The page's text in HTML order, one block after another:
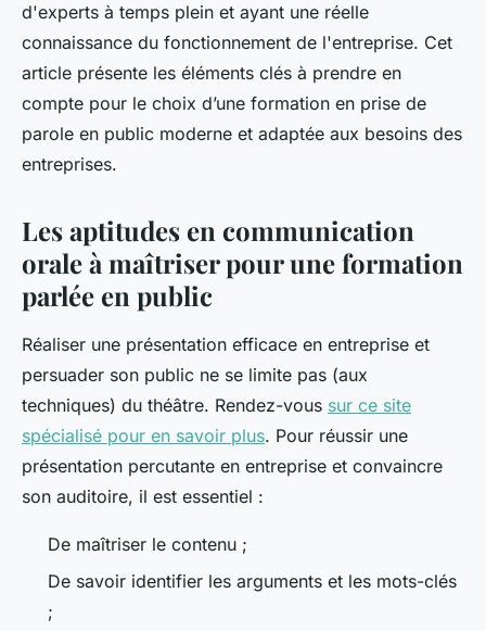
d'experts à temps plein et ayant une réelle
connaissance du fonctionnement de l'entreprise. Cet
article présente les éléments clés à prendre en
compte pour le choix d’une formation en prise de
parole en public moderne et adaptée aux besoins des
entreprises.
Les aptitudes en communication
orale à maîtriser pour une formation
parlée en public
Réaliser une présentation efficace en entreprise et
persuader son public ne se limite pas (aux
techniques) du théâtre. Rendez-vous sur ce site
spécialisé pour en savoir plus. Pour réussir une
présentation percutante en entreprise et convaincre
son auditoire, il est essentiel :
De maîtriser le contenu ;
De savoir identifier les arguments et les mots-clés
;